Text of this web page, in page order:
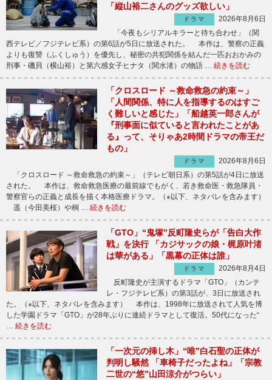
「縦山裕二さんのグッズ欲しい」
ドラマ
2026年8月6日
「今夜もシリアルキラーと待ち合わせ」（関
西テレビ／フジテレビ系）の第6話が5日に放送された。 本作は、警察の正義
よりも復讐（ふくしゅう）を優先し、秘密の共犯関係を結んだ一匹おおかみの
刑事・磯貝（横山裕）と第六感女子ヒナタ（関水渚）の物語 … 続きを読む
「クロスロード ～救命救急の約束～」
「人間関係、特に人を指導するのはすご
く難しいと感じた」「船越英一郎さんが
『刑事面に似ていると言われたことがあ
る』って、そりゃあ2時間ドラマの帝王だ
もの」
ドラマ
2026年8月6日
「クロスロード ～救命救急の約束～」（テレビ朝日系）の第5話が4日に放送
された。 本作は、救命救急医療の最前線でもがく、若き救命医・救急隊員・
警察官らの正義と成長を描く本格医療ドラマ。（※以下、ネタバレを含みます）
遥（今田美桜）や桐 … 続きを読む
「GTO」“鬼塚”反町隆史らが「告白大作
戦」を決行 「カジサックの娘・梶原叶渚
は華がある」「黒幕の正体は誰」
ドラマ
2026年8月4日
反町隆史が主演するドラマ「GTO」（カンテ
レ・フジテレビ系）の第3話が、3日に放送され
た。（※以下、ネタバレを含みます） 本作は、1998年に放送されて人気を博
した学園ドラマ「GTO」が28年ぶりに連続ドラマとして復活。50代になった“
続きを読む
「一次元の挿し木」“唯”白石聖の正体が
判明し騒然 「車椅子だったよね」「宗教
二世の“悠”山田涼介がつらい」